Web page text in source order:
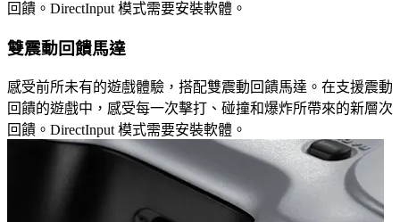
回饋。DirectInput 模式需要安裝軟體。
雙震動回饋馬達
感受前所未有的遊戲體驗，搭配雙震動回饋馬達。在支援震動
回饋的遊戲中，感受每一次擊打、碰撞和爆炸所帶來的新層次
回饋。DirectInput 模式需要安裝軟體。